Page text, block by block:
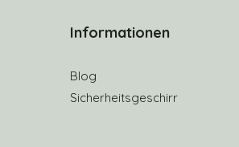
Informationen
Blog
Sicherheitsgeschirr